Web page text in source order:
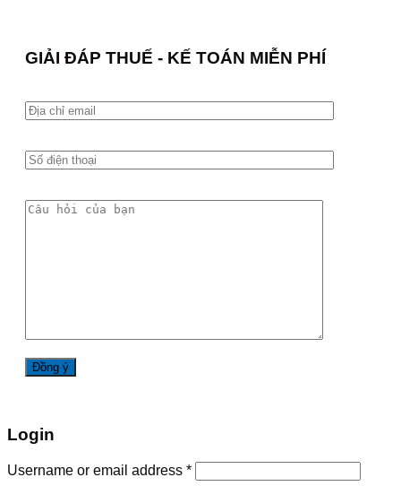
GIẢI ĐÁP THUẾ - KẾ TOÁN MIỄN PHÍ
Login
Username or email address *